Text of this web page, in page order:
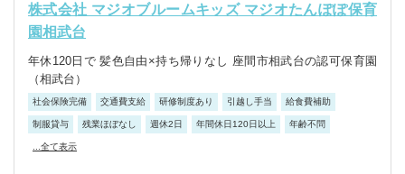
株式会社 マジオブルームキッズ マジオたんぽぽ保育
園相武台
年休120日で 髪色自由×持ち帰りなし 座間市相武台の認可保育園
（相武台）
社会保険完備 交通費支給 研修制度あり 引越し手当 給食費補助
制服貸与 残業ほぼなし 週休2日 年間休日120日以上 年齢不問
...全て表示